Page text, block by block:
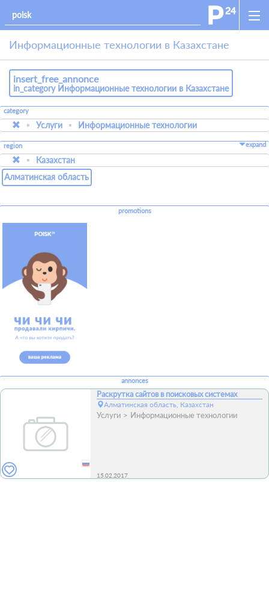
Информационные технологии в Казахстане
insert_free_annonce
in_category Информационные технологии в Казахстане
category
Услуги Информационные технологии
region expand
Казахстан
Алматинская область
promotions
annonces
Раскрутка сайтов в поисковых системах
Алматинская область, Казахстан
Услуги Информационные технологии
15.02.2017